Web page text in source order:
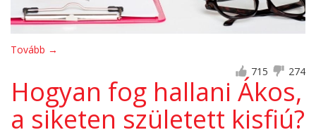
Tovább →
715
274
Hogyan fog hallani Ákos,
a siketen született kisfiú?